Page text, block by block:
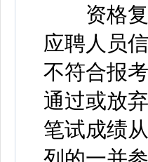
资格复
应聘人员
不符合报
通过或放
笔试成绩